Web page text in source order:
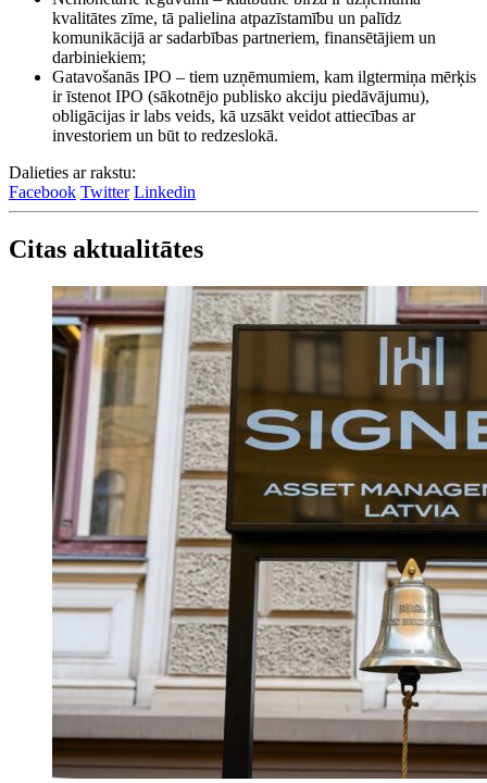
kvalitātes zīme, tā palielina atpazīstamību un palīdz
komunikācijā ar sadarbības partneriem, finansētājiem un
darbiniekiem;
Gatavošanās IPO – tiem uzņēmumiem, kam ilgtermiņa mērķis
ir īstenot IPO (sākotnējo publisko akciju piedāvājumu),
obligācijas ir labs veids, kā uzsākt veidot attiecības ar
investoriem un būt to redzeslokā.
Dalieties ar rakstu:
Facebook Twitter Linkedin
Citas aktualitātes